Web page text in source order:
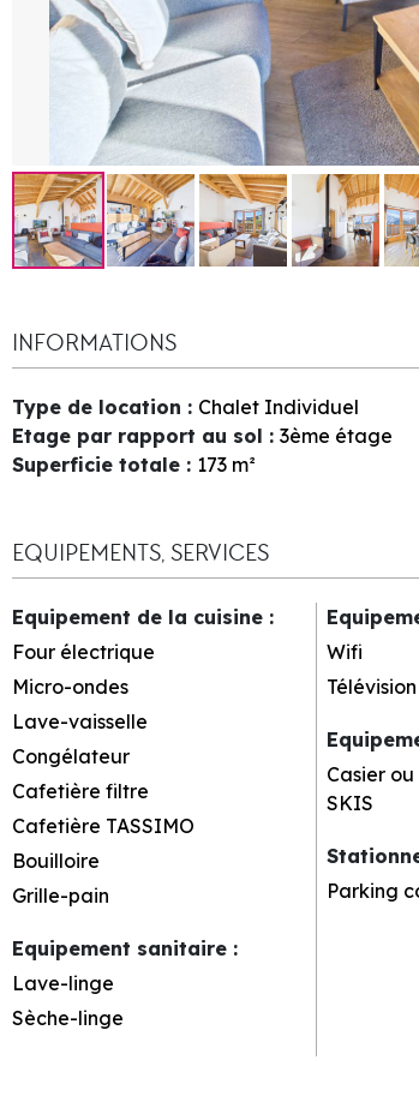
INFORMATIONS
Type de location : Chalet Individuel
Etage par rapport au sol : 3ème étage
Superficie totale : 173 m²
EQUIPEMENTS, SERVICES
Equipement de la cuisine :
Four électrique
Micro-ondes
Lave-vaisselle
Congélateur
Cafetière filtre
Cafetière TASSIMO
Bouilloire
Grille-pain
Equipement sanitaire :
Lave-linge
Sèche-linge
Wifi
Télévision
Casier
SKIS
Parking